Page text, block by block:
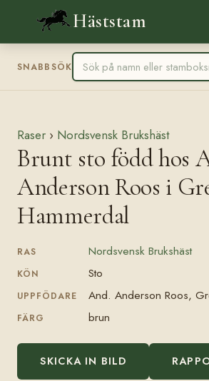
Häststam
SNABBSÖK
Raser › Nordsvensk Brukshäst
Brunt sto född hos
Anderson Roos i
Hammerdal
RAS Nordsvensk Brukshäst
KÖN Sto
UPPFÖDARE And. Anderson Roos,
FÄRG brun
SKICKA IN BILD